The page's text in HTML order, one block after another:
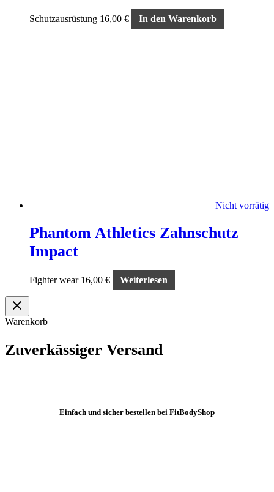
Schutzausrüstung 16,00 € In den Warenkorb
Nicht vorrätig
Phantom Athletics Zahnschutz
Impact
Fighter wear 16,00 € Weiterlesen
Warenkorb
Zuverkässiger Versand
Einfach und sicher bestellen bei FitBodyShop